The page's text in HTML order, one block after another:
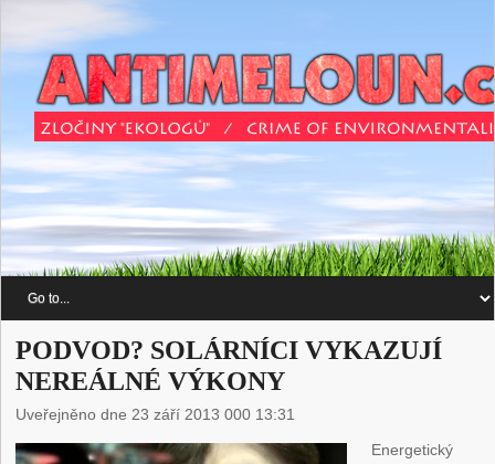
PODVOD? SOLÁRNÍCI VYKAZUJÍ
NEREÁLNÉ VÝKONY
Uveřejněno dne 23 září 2013 000 13:31
Energetický